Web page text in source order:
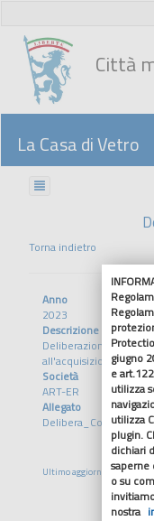
Città
La Casa di Vetro
Torna indietro
Anno
2023
Descrizione
Deliberazione 20
all'acquisizione di una
Società
ART-ER
Allegato
Ultimo aggiornamento:
giugno
e
utilizza
utilizza
plugin.
dichiari
o su
nostra